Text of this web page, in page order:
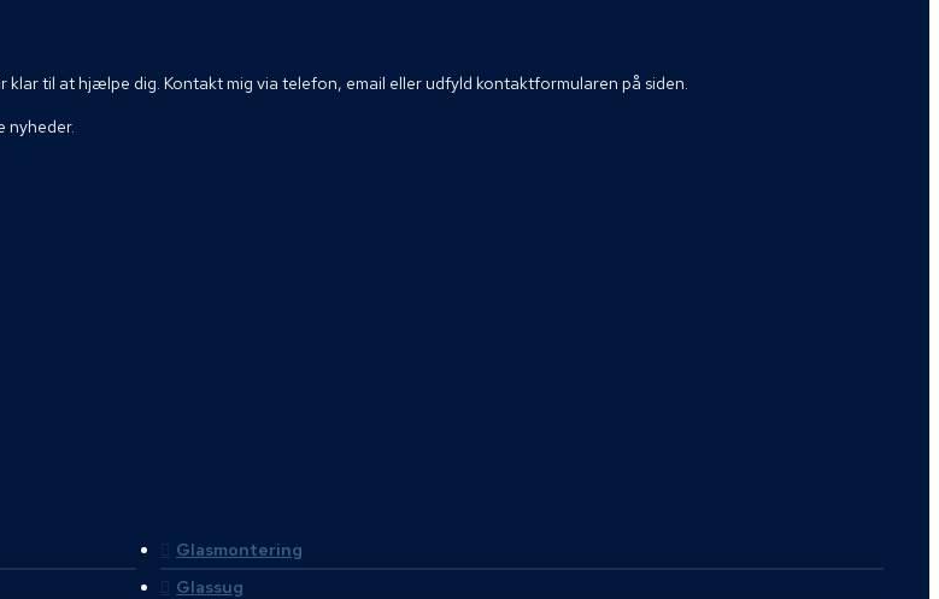
til at hjælpe dig. Kontakt mig via telefon, email eller udfyld kontaktformularen på siden.
nyheder.
Glasmontering
Glassug